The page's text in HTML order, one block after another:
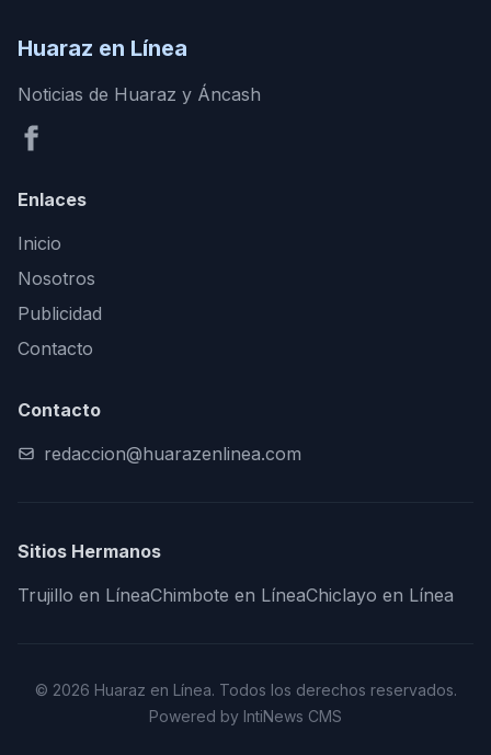
Huaraz en Línea
Noticias de Huaraz y Áncash
Enlaces
Inicio
Nosotros
Publicidad
Contacto
Contacto
redaccion@huarazenlinea.com
Sitios Hermanos
Trujillo en LíneaChimbote en LíneaChiclayo en Línea
© 2026 Huaraz en Línea. Todos los derechos reservados.
Powered by IntiNews CMS